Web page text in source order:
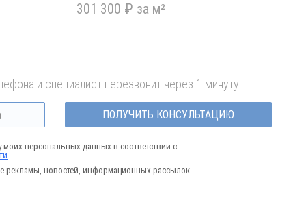
301 300 ₽ за м²
и специалист перезвонит через 1 минуту
ПОЛУЧИТЬ КОНСУЛЬТАЦИЮ
моих персональных данных в соответствии с
рекламы, новостей, информационных рассылок